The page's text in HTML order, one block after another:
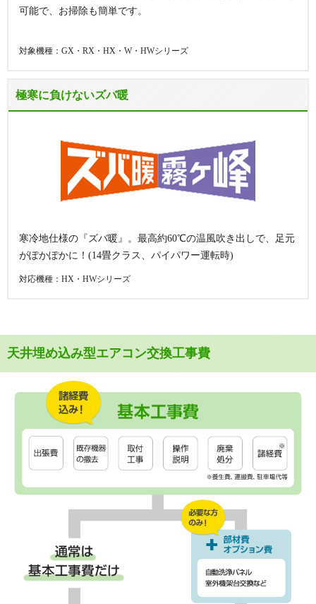
可能で、お掃除も簡単です。
対象機種：GX・RX・HX・W・HWシリーズ
極寒に負けないズバ暖
寒冷地仕様の『ズバ暖』。最高約60℃の温風吹き出しで、足元
がぽかぽかに！(14畳クラス、パイパワー運転時)
対応機種：HX・HWシリーズ
天井埋め込み型エアコン交換工事費